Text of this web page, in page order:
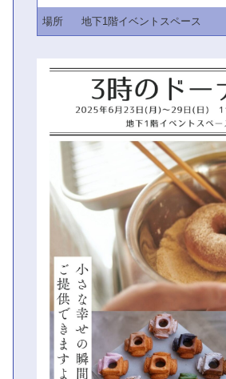
場所 地下1階イベントスペース